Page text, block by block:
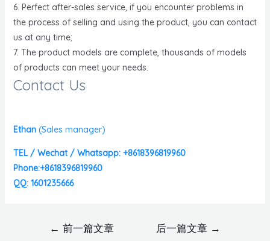
6. Perfect after-sales service, if you encounter problems in
the process of selling and using the product, you can contact
us at any time;
7. The product models are complete, thousands of models
of products can meet your needs.
Contact Us
Ethan (Sales manager)
TEL / Wechat / Whatsapp: +8618396819960
Phone:+8618396819960
QQ: 1601235666
← 前一篇文章 后一篇文章 →